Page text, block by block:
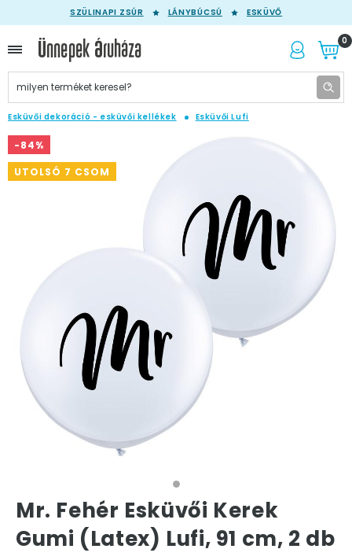
SZÜLINAPI ZSÚR LÁNYBÚCSÚ ESKÜVŐ
0
Esküvői dekoráció - esküvői kellékek Esküvői Lufi
-84%
UTOLSÓ 7 CSOM
Mr. Fehér Esküvői Kerek
Gumi (Latex) Lufi, 91 cm, 2 db